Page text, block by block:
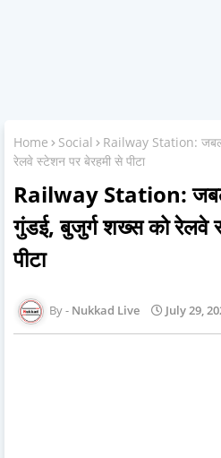
Home Social
Railway Station:
रेलवे स्टेशन पर बेरहमी से पीटा
Railway Station:
गुंडई, बुजुर्ग शख्स को रेलवे
पीटा
Nukkad Live July 29,